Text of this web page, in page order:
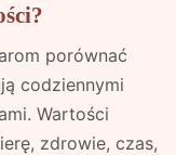
porównać
codziennymi
Wartości
zdrowie, czas,